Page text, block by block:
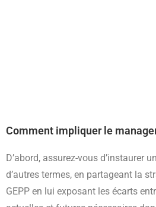
Comment impliquer le
D’abord, assurez-vous d’instaurer
d’autres termes, en partageant la
GEPP en lui exposant les écarts